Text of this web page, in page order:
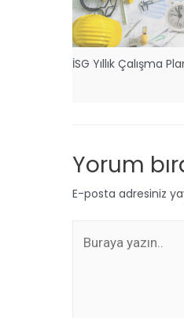
İSG Yıllık Çalışma
Yorum
E-posta adresiniz